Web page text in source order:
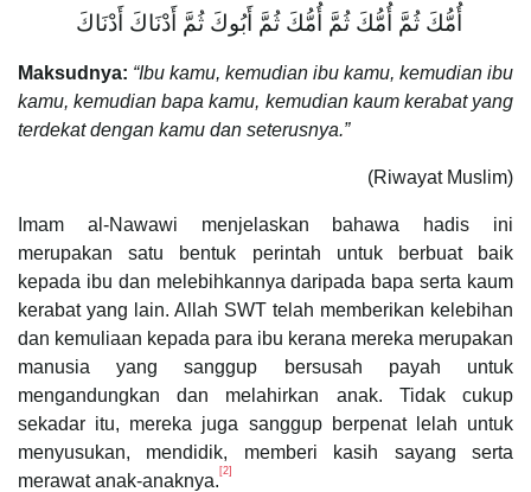
أُمُّكَ ثُمَّ أُمُّكَ ثُمَّ أُمُّكَ ثُمَّ أَبُوكَ ثُمَّ أَدْنَاكَ أَدْنَاكَ ‏
Maksudnya: “Ibu kamu, kemudian ibu kamu, kemudian ibu
kamu, kemudian bapa kamu, kemudian kaum kerabat yang
terdekat dengan kamu dan seterusnya.”
(Riwayat Muslim)
Imam al-Nawawi menjelaskan bahawa hadis ini
merupakan satu bentuk perintah untuk berbuat baik
kepada ibu dan melebihkannya daripada bapa serta kaum
kerabat yang lain. Allah SWT telah memberikan kelebihan
dan kemuliaan kepada para ibu kerana mereka merupakan
manusia yang sanggup bersusah payah untuk
mengandungkan dan melahirkan anak. Tidak cukup
sekadar itu, mereka juga sanggup berpenat lelah untuk
menyusukan, mendidik, memberi kasih sayang serta
merawat anak-anaknya. [2]